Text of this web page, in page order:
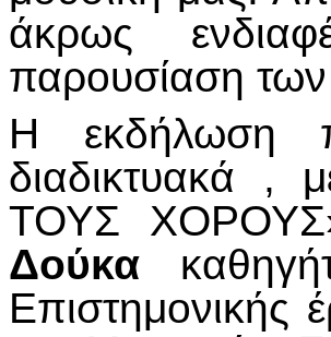
άκρως
παρουσίαση
Η εκδήλωση
διαδικτυακά
ΤΟΥΣ
Δούκα
Επιστημονικής